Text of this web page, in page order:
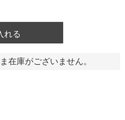
れる
在庫がございません。